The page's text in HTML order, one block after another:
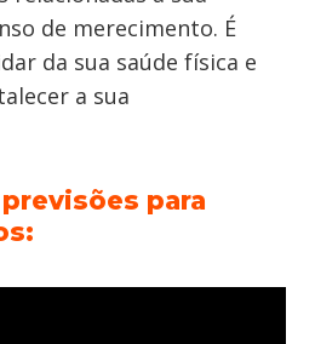
de merecimento. É
da sua saúde física e
a sua
para